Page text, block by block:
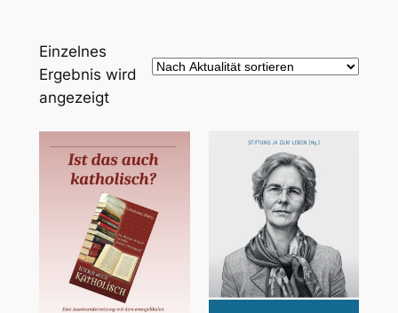
Einzelnes
Ergebnis wird
angezeigt